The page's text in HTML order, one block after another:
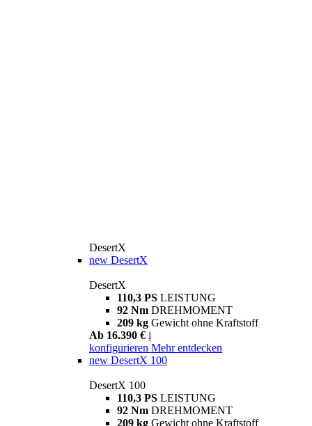
DesertX
new DesertX
DesertX
110,3 PS LEISTUNG
92 Nm DREHMOMENT
209 kg Gewicht ohne Kraftstoff
Ab 16.390 € i
konfigurieren Mehr entdecken
new DesertX 100
DesertX 100
110,3 PS LEISTUNG
92 Nm DREHMOMENT
209 kg Gewicht ohne Kraftstoff